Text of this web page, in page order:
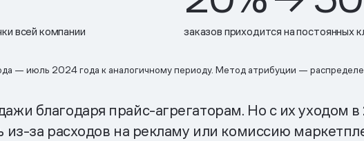
всей компании
заказов приходится на постоянных
— июль 2024 года к аналогичному периоду. Метод атрибуции —
благодаря прайс-агрегаторам. Но с их уходом
из-за расходов на рекламу или комиссию